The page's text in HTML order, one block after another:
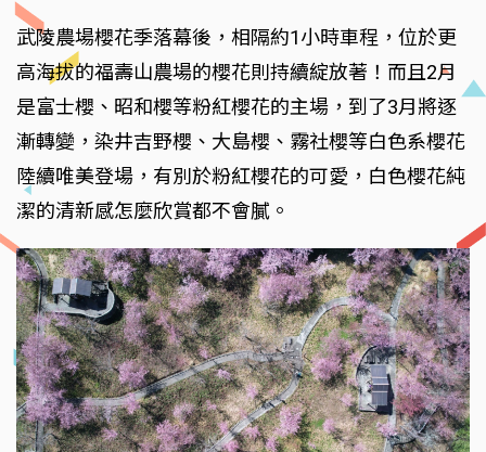
武陵農場櫻花季落幕後，相隔約1小時車程，位於更
高海拔的福壽山農場的櫻花則持續綻放著！而且2月
是富士櫻、昭和櫻等粉紅櫻花的主場，到了3月將逐
漸轉變，染井吉野櫻、大島櫻、霧社櫻等白色系櫻花
陸續唯美登場，有別於粉紅櫻花的可愛，白色櫻花純
潔的清新感怎麼欣賞都不會膩。